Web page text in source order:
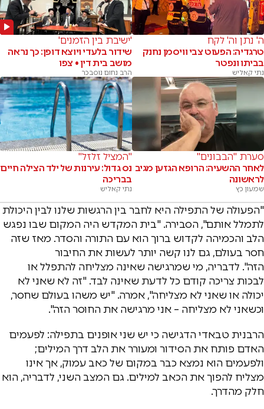
ה' נתן וה' לקח
טרגדיה: הפעוט צבי וויסמן נחנק
בביתו ונפטר
נתי קאליש
'ישיבת בין הזמנים'
שידור בלעדי ויוצא דופן: כך נראה
מושב בית דין • צפו
הרב נחום נוסבכר
סערת "הבבונים"
לאחר ההשעיה: הרופא הגזען מגיב
לראשונה
שמעון כץ
"המציל זלזל"
נס גדול: עירנות של ילד הצילה חיים
בבריכה
נתי קאליש
"הפעולה של התפילה היא לחבר בין הרגשות שלנו לבין היכולת
לתמלל אותם", הסבירה. "בית המקדש היה המקום שבו נפגש
הלב והכמיהה לקדוש ברוך הוא עם התורה והסדר. מאז שזה
חסר בעולם, גם לנו קשה יותר לעשות את החיבור
הזה". לדבריה, מי שמרגישה שאינה מצליחה להתפלל או
לבכות צריכה קודם כל לדעת שאינה לבד. "זה לא שאני לא
יכולה או שאני לא מצליחה", אמרה. "יש משהו בעולם שחסר,
וכשאני לא מצליחה – אני מרגישה את החוסר הזה".
הרבנית טבאדי הדגישה כי יש שני אופנים בתפילה: לפעמים
האדם פותח את הסידור ומעורר את הלב דרך המילים;
ולפעמים הוא נמצא כבר במקום של כאב עמוק, אך אינו
מצליח להפוך את הכאב למילים. גם המצב השני, לדבריה, הוא
חלק מהדרך.